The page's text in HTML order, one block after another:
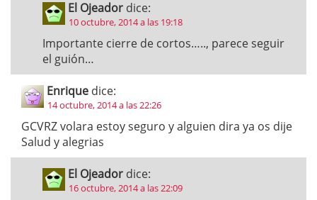
El Ojeador dice:
10 octubre, 2014 a las 19:18
Importante cierre de cortos….., parece seguir
el guión…
Enrique dice:
14 octubre, 2014 a las 22:26
GCVRZ volara estoy seguro y alguien dira ya os dije
Salud y alegrias
El Ojeador dice:
16 octubre, 2014 a las 22:09